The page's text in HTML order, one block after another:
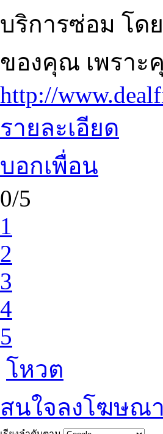
บริการซ่อม โด
ของคุณ เพราะ
http://
รายละเอียด
บอกเพื่อน
0/5
1
2
3
4
5
โหวต
สนใจลงโฆษณ